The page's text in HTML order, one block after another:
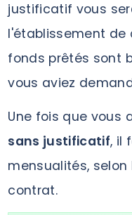
justificatif vous
l'établissement de
fonds prêtés sont
vous aviez
Une fois que vous
sans justificatif, il
mensualités, selon
contrat.